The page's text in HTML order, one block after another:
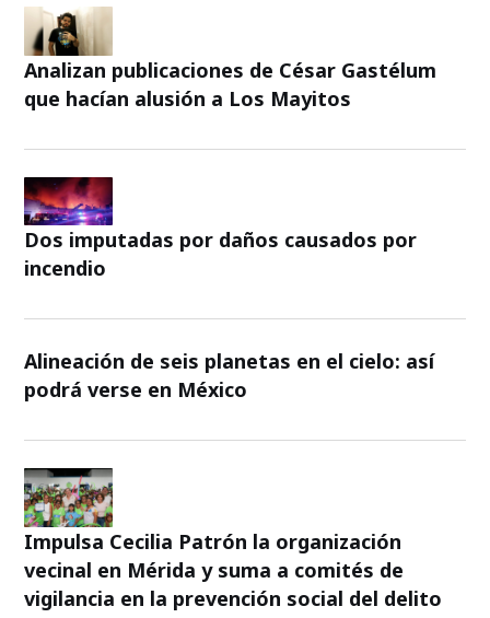
Analizan publicaciones de César Gastélum
que hacían alusión a Los Mayitos
Dos imputadas por daños causados por
incendio
Alineación de seis planetas en el cielo: así
podrá verse en México
Impulsa Cecilia Patrón la organización
vecinal en Mérida y suma a comités de
vigilancia en la prevención social del delito